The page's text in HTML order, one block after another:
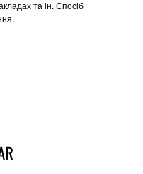
та ін. Спосіб